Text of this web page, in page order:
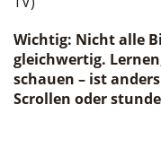
Wichtig: Nicht alle
gleichwertig.
schauen – ist
Scrollen oder